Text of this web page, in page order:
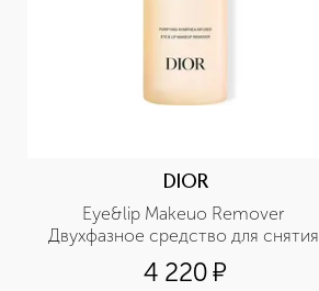
DIOR
Eye&lip Makeuo Remover
Двухфазное средство для снятия
макияжа с глаз и губ с экстрактом
нимфеи
4 220¤